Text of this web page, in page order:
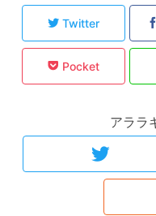
Twitter
Pocket
アララ